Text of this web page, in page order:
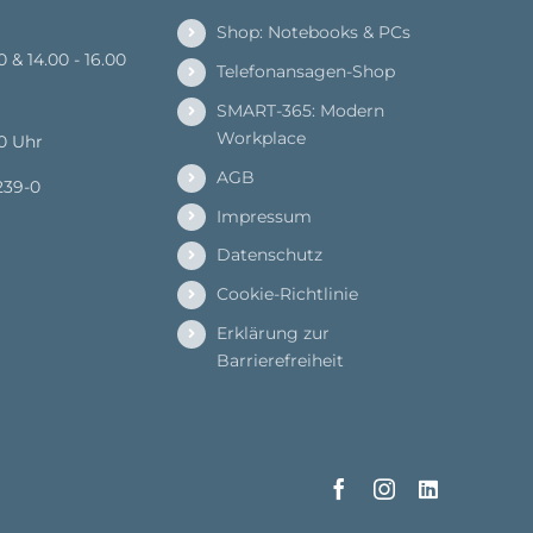
& 14.00 - 16.00
Uhr
0
Shop: Notebooks & PCs
Telefonansagen-Shop
SMART-365: Modern
Workplace
AGB
Impressum
Datenschutz
Cookie-Richtlinie
Erklärung zur
Barrierefreiheit
FacebookInstagramLinkedIn